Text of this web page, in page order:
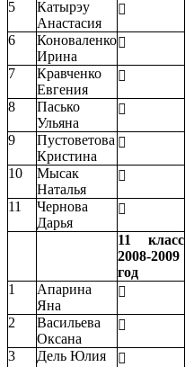
5
Катырэу
Анастасия

6
Коноваленко
Ирина

7
Кравченко
Евгения

8
Пасько
Ульяна

9
Пустоветова
Кристина

10
Мысак
Наталья

11
Чернова
Дарья

11 класс
2008-2009
год
1
Апарина
Яна

2
Васильева
Оксана

3 Дель Юлия 